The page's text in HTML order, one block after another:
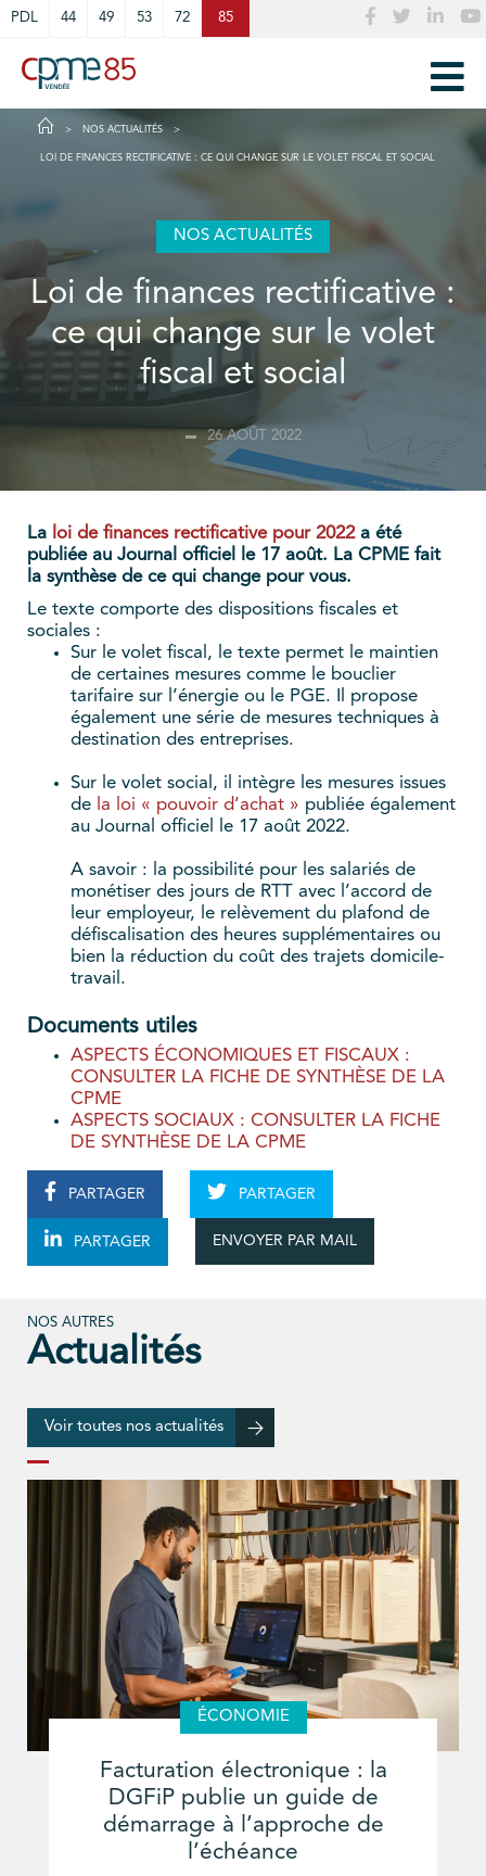
PDL 44 49 53 72 85
NOS ACTUALITÉS
LOI DE FINANCES RECTIFICATIVE : CE QUI CHANGE SUR LE VOLET FISCAL ET SOCIAL
NOS ACTUALITÉS
Loi de finances rectificative :
ce qui change sur le volet
fiscal et social
26 AOÛT 2022
La loi de finances rectificative pour 2022a été
publiée au Journal officiel le 17 août. La CPME fait
la synthèse de ce qui change pour vous.
Le texte comporte des dispositions fiscales et
sociales :
Sur le volet fiscal, le texte permet le maintien
de certaines mesures comme le bouclier
tarifaire sur l’énergie ou le PGE. Il propose
également une série de mesures techniques à
destination des entreprises.
Sur le volet social, il intègre les mesures issues
de la loi « pouvoir d’achat » publiée également
au Journal officiel le 17 août 2022.
A savoir : la possibilité pour les salariés de
monétiser des jours de RTT avec l’accord de
leur employeur, le relèvement du plafond de
défiscalisation des heures supplémentaires ou
bien la réduction du coût des trajets domicile-
travail.
Documents utiles
ASPECTS ÉCONOMIQUES ET FISCAUX :
CONSULTER LA FICHE DE SYNTHÈSE DE LA
CPME
ASPECTS SOCIAUX : CONSULTER LA FICHE
DE SYNTHÈSE DE LA CPME
PARTAGER PARTAGER
PARTAGER ENVOYER PAR MAIL
NOS AUTRES
Actualités
Voir toutes nos actualités
ÉCONOMIE
Facturation électronique : la
DGFiP publie un guide de
démarrage à l’approche de
l’échéance
Cookies management panel